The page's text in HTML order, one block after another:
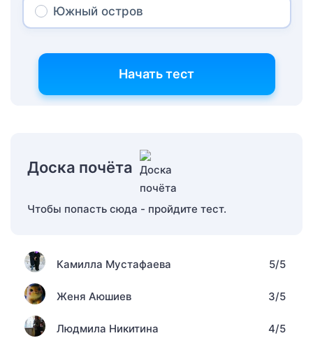
Южный остров
Начать тест
Доска почёта
Чтобы попасть сюда - пройдите тест.
Камилла Мустафаева 5/5
Женя Аюшиев 3/5
Людмила Никитина 4/5